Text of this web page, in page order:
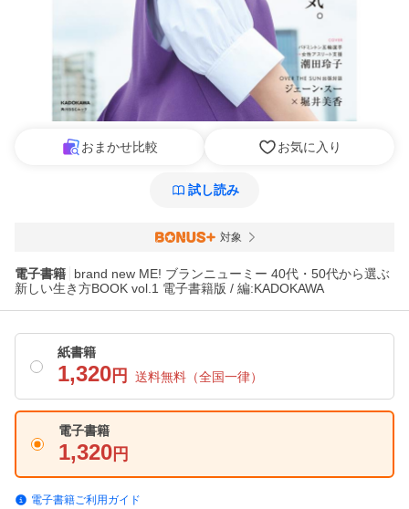
おまかせ比較 お気に入り
試し読み
対象
電子書籍
brand new ME! ブランニューミー 40代・50代から選ぶ
新しい生き方BOOK vol.1 電子書籍版 / 編:KADOKAWA
紙書籍
1,320 円 送料無料 （全国一律）
電子書籍
1,320 円
電子書籍ご利用ガイド